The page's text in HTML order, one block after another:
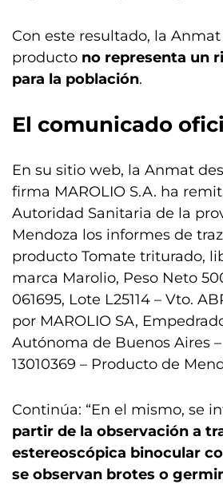
Con este resultado, la
producto no representa un
para la población.
El comunicado
En su sitio web, la Anmat
firma MAROLIO S.A. ha
Autoridad Sanitaria de la
Mendoza los informes de
producto Tomate triturado,
marca Marolio, Peso Neto
061695, Lote L25114 – Vto.
por MAROLIO SA,
Autónoma de Buenos Aires –
13010369 – Producto de
Continúa: “En el mismo, se
partir de la observación a
estereoscópica binocular
se observan brotes o